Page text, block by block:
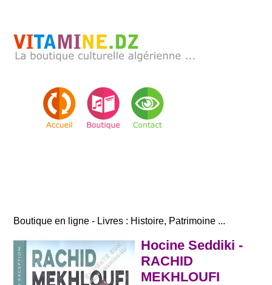
Boutique en ligne - Livres : Histoire, Patrimoine ...
Hocine Seddiki -
RACHID
MEKHLOUFI